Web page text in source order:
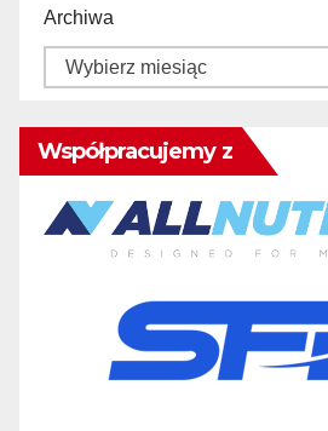
Archiwa
Współpracujemy z